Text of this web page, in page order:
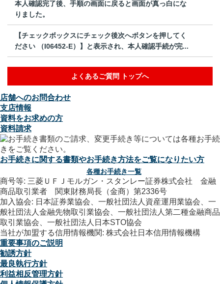
本人確認完了後、手順の画面に戻ると画面が真っ白にな
りました。
【チェックボックスにチェック後次へボタンを押してく
ださい （I06452-E）】と表示され、本人確認手続が完...
よくあるご質問 トップへ
店舗へのお問合わせ
支店情報
資料をお求めの方
資料請求
お手続きに関する書類やお手続き方法をご覧になりたい方
各種お手続き一覧
商号等: 三菱ＵＦＪモルガン・スタンレー証券株式会社 金融
商品取引業者 関東財務局長（金商）第2336号
加入協会: 日本証券業協会、一般社団法人資産運用業協会、一
般社団法人金融先物取引業協会、一般社団法人第二種金融商品
取引業協会、一般社団法人日本STO協会
当社が加盟する信用情報機関: 株式会社日本信用情報機構
重要事項のご説明
勧誘方針
最良執行方針
利益相反管理方針